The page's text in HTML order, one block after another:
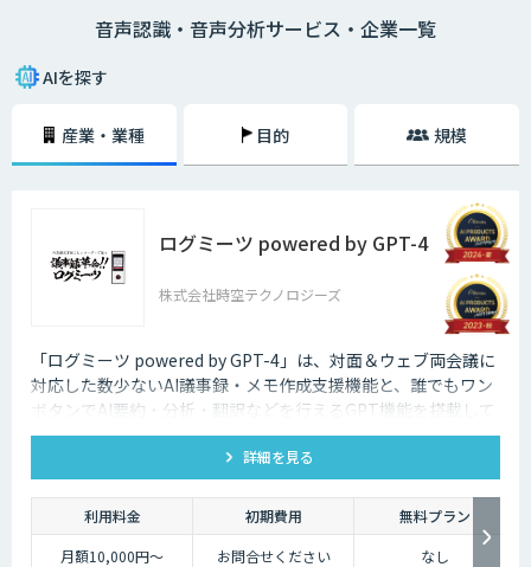
はお客様との通話記録を自動的にテキスト化するなど様々な場面で活用で
音声認識・音声分析サービス・企業一覧
AIを探す
産業・業種 目的 規模
ログミーツ powered by GPT-4
株式会社時空テクノロジーズ
「ログミーツ powered by GPT-4」は、対面＆ウェブ両会議に
対応した数少ないAI議事録・メモ作成支援機能と、誰でもワン
ボタンでAI要約・分析・翻訳などを行えるGPT機能を搭載して
いる、最強会議支援ツールです。
詳細を見る
利用料金 初期費用
無料プラン
月額10,000円～
お問合せください なし